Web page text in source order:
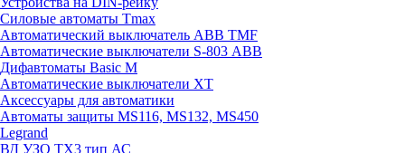
Силовые автоматы Tmax
Автоматический выключатель ABB TMF
Автоматические выключатели S-803 АВВ
Дифавтоматы Basic M
Автоматические выключатели XT
Аксессуары для автоматики
Автоматы защиты MS116, MS132, MS450
Legrand
ВД УЗО TX3 тип АС